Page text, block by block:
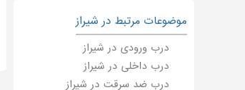
موضوعات مرتبط در شیراز
درب ورودی در شیراز
درب داخلی در شیراز
درب ضد سرقت در شیراز